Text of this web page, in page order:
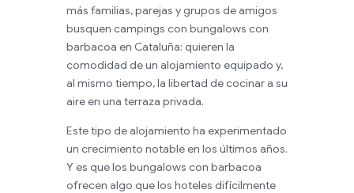
más familias, parejas y grupos de amigos
busquen campings con bungalows con
barbacoa en Cataluña: quieren la
comodidad de un alojamiento equipado y,
al mismo tiempo, la libertad de cocinar a su
aire en una terraza privada.
Este tipo de alojamiento ha experimentado
un crecimiento notable en los últimos años.
Y es que los bungalows con barbacoa
ofrecen algo que los hoteles difícilmente